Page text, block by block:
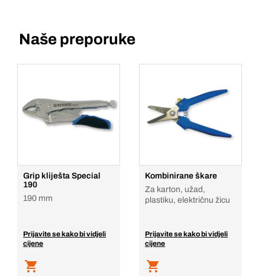
Naše preporuke
Grip kliješta Special
190
190 mm
Prijavite se kako bi vidjeli
cijene
Kombinirane škare
Za karton, užad,
plastiku, električnu žicu
Prijavite se kako bi vidjeli
cijene